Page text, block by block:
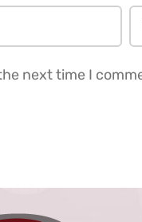
next time I